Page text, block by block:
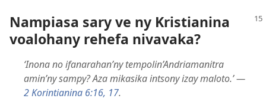
Nampiasa sary ve ny Kristianina
voalohany rehefa nivavaka?
‘Inona no ifanarahan’ny tempolin’Andriamanitra
amin’ny sampy? Aza mikasika intsony izay maloto.’ —
2 Korintianina 6:16, 17.